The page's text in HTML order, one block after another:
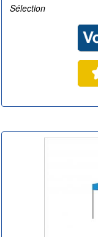
Sélection